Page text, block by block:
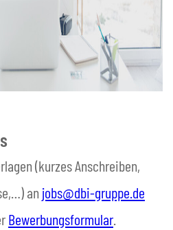
(kurzes Anschreiben,
an jobs@dbi-gruppe.de
Bewerbungsformular